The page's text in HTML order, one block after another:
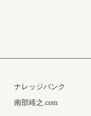
ナレッジバンク
南部靖之.com